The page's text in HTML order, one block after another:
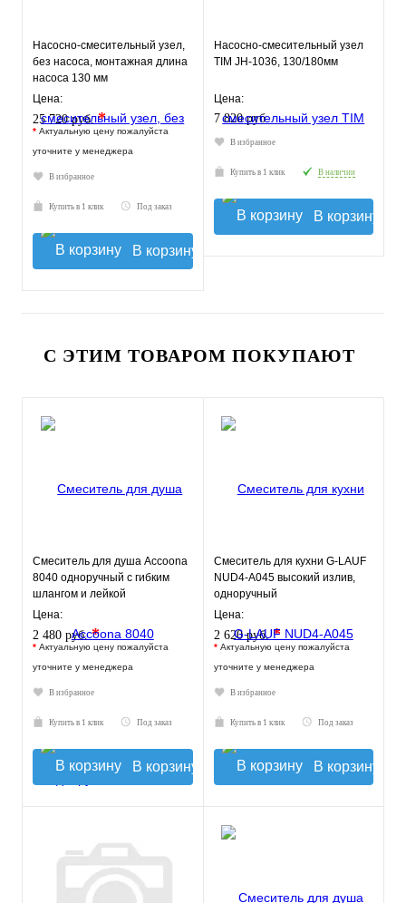
Насосно-смесительный узел,
без насоса, монтажная длина
насоса 130 мм
VT.TECHNOMIX.0.130
Цена:
25 720 руб.*
* Актуальную цену пожалуйста
уточните у менеджера
В избранное
Купить в 1 клик Под заказ
В корзину
Насосно-смесительный узел
TIM JH-1036, 130/180мм
Цена:
7 820 руб.
В избранное
Купить в 1 клик В наличии
В корзину
С ЭТИМ ТОВАРОМ ПОКУПАЮТ
Смеситель для душа Accoona
8040 одноручный с гибким
шлангом и лейкой
Цена:
2 480 руб.*
* Актуальную цену пожалуйста
уточните у менеджера
В избранное
Купить в 1 клик Под заказ
В корзину
Смеситель для кухни G-LAUF
NUD4-A045 высокий излив,
одноручный
Цена:
2 620 руб.*
* Актуальную цену пожалуйста
уточните у менеджера
В избранное
Купить в 1 клик Под заказ
В корзину